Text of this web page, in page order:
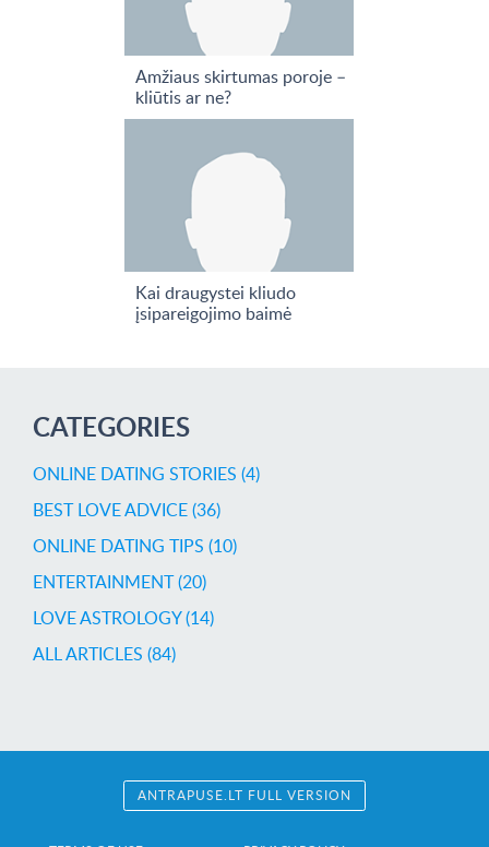
Amžiaus skirtumas poroje –
kliūtis ar ne?
Kai draugystei kliudo
įsipareigojimo baimė
CATEGORIES
ONLINE DATING STORIES (4)
BEST LOVE ADVICE (36)
ONLINE DATING TIPS (10)
ENTERTAINMENT (20)
LOVE ASTROLOGY (14)
ALL ARTICLES (84)
ANTRAPUSE.LT FULL VERSION